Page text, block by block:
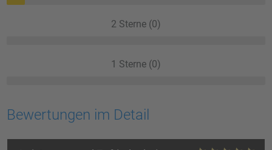
2 Sterne (0)
1 Sterne (0)
Bewertungen im Detail